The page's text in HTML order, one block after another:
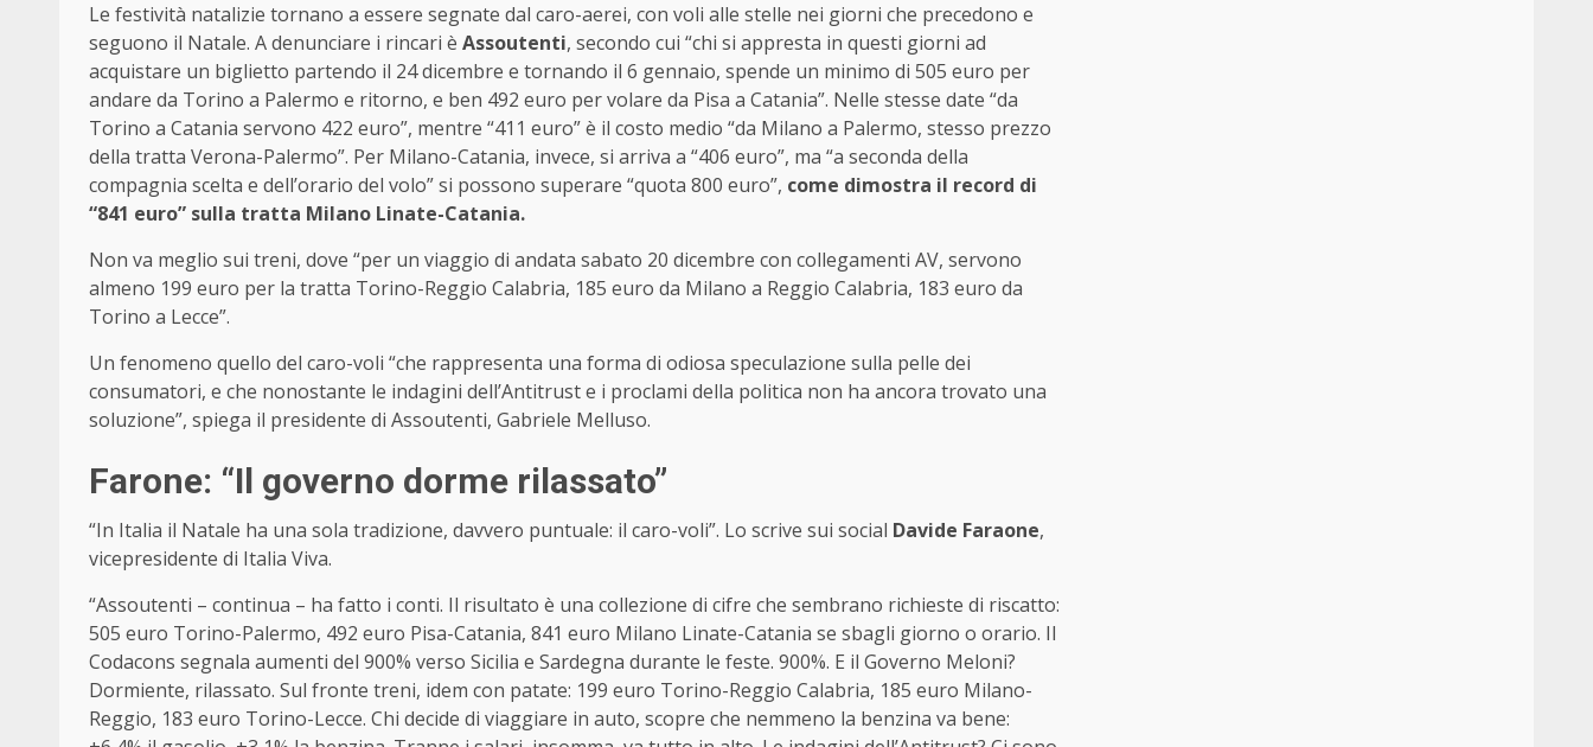
Le festività natalizie tornano a essere segnate dal caro-aerei, con voli alle stelle nei giorni che precedono e
seguono il Natale. A denunciare i rincari è Assoutenti, secondo cui “chi si appresta in questi giorni ad
acquistare un biglietto partendo il 24 dicembre e tornando il 6 gennaio, spende un minimo di 505 euro per
andare da Torino a Palermo e ritorno, e ben 492 euro per volare da Pisa a Catania”. Nelle stesse date “da
Torino a Catania servono 422 euro”, mentre “411 euro” è il costo medio “da Milano a Palermo, stesso prezzo
della tratta Verona-Palermo”. Per Milano-Catania, invece, si arriva a “406 euro”, ma “a seconda della
compagnia scelta e dell’orario del volo” si possono superare “quota 800 euro”, come dimostra il record di
“841 euro” sulla tratta Milano Linate-Catania.
Non va meglio sui treni, dove “per un viaggio di andata sabato 20 dicembre con collegamenti AV, servono
almeno 199 euro per la tratta Torino-Reggio Calabria, 185 euro da Milano a Reggio Calabria, 183 euro da
Torino a Lecce”.
Un fenomeno quello del caro-voli “che rappresenta una forma di odiosa speculazione sulla pelle dei
consumatori, e che nonostante le indagini dell’Antitrust e i proclami della politica non ha ancora trovato una
soluzione”, spiega il presidente di Assoutenti, Gabriele Melluso.
Farone: “Il governo dorme rilassato”
“In Italia il Natale ha una sola tradizione, davvero puntuale: il caro-voli”. Lo scrive sui social Davide Faraone,
vicepresidente di Italia Viva.
“Assoutenti – continua – ha fatto i conti. Il risultato è una collezione di cifre che sembrano richieste di riscatto:
505 euro Torino-Palermo, 492 euro Pisa-Catania, 841 euro Milano Linate-Catania se sbagli giorno o orario. Il
Codacons segnala aumenti del 900% verso Sicilia e Sardegna durante le feste. 900%. E il Governo Meloni?
Dormiente, rilassato. Sul fronte treni, idem con patate: 199 euro Torino-Reggio Calabria, 185 euro Milano-
Reggio, 183 euro Torino-Lecce. Chi decide di viaggiare in auto, scopre che nemmeno la benzina va bene: